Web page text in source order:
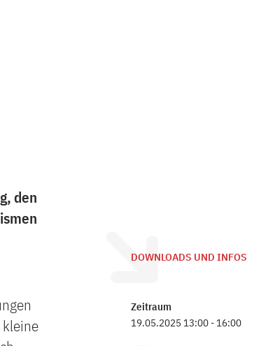
den
kleine
DOWNLOADS UND INFOS
Zeitraum
19.05.2025 13:00 - 16:00